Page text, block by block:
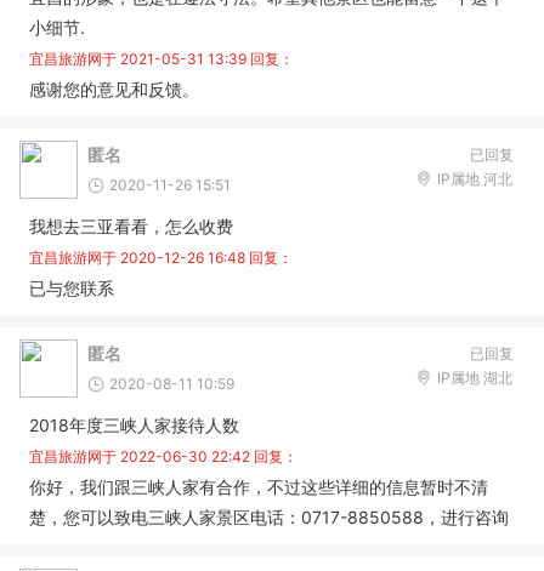
小细节.
宜昌旅游网于 2021-05-31 13:39 回复：
感谢您的意见和反馈。
已回复
匿名
2020-11-26 15:51 IP属地 河北
我想去三亚看看，怎么收费
宜昌旅游网于 2020-12-26 16:48 回复：
已与您联系
已回复
匿名
2020-08-11 10:59 IP属地 湖北
2018年度三峡人家接待人数
宜昌旅游网于 2022-06-30 22:42 回复：
你好，我们跟三峡人家有合作，不过这些详细的信息暂时不清
楚，您可以致电三峡人家景区电话：0717-8850588，进行咨询